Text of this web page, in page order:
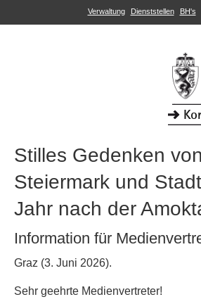
Verwaltung Dienststellen BH's
Stilles Gedenken
Steiermark und
Jahr nach der
Information für
Graz (3. Juni 2026).
Sehr geehrte Medienvertreter!